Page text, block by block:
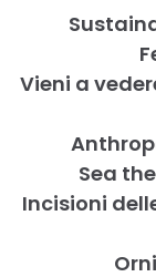
Vieni a
Sea
Incisioni